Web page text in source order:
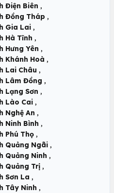
Điện Biên ,
Đồng Tháp ,
Gia Lai ,
Hà Tĩnh ,
Hưng Yên ,
Khánh Hoà ,
Lai Châu ,
Lâm Đồng ,
Lạng Sơn ,
Lào Cai ,
Nghệ An ,
Ninh Bình ,
Phú Thọ ,
Quảng Ngãi ,
Quảng Ninh ,
Quảng Trị ,
Sơn La ,
Tây Ninh ,